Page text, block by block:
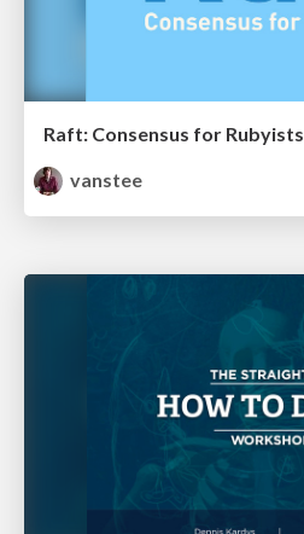
Raft: Consensus for Rubyists
vanstee